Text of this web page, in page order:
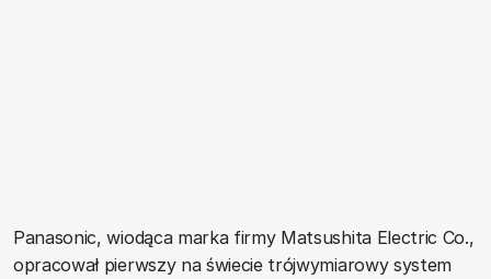
Panasonic, wiodąca marka firmy Matsushita Electric Co.,
opracował pierwszy na świecie trójwymiarowy system